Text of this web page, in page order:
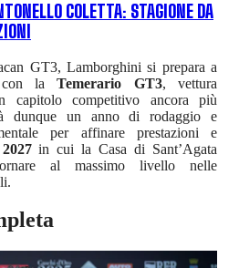
COLETTA: STAGIONE DA
GT3, Lamborghini si prepara a
la Temerario GT3, vettura
capitolo competitivo ancora più
dunque un anno di rodaggio e
per affinare prestazioni e
2027in cui la Casa di Sant’Agata
al massimo livello nelle